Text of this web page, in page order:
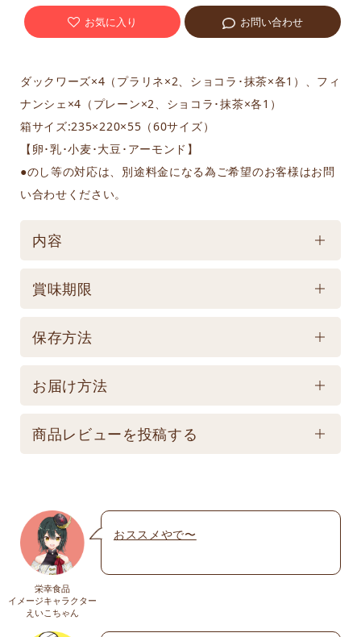
ダックワーズ×4（プラリネ×2、ショコラ･抹茶×各1）、フィ
ナンシェ×4（プレーン×2、ショコラ･抹茶×各1）
箱サイズ:235×220×55（60サイズ）
【卵･乳･小麦･大豆･アーモンド】
●のし等の対応は、別途料金になる為ご希望のお客様はお問
い合わせください。
お気に入り お問い合わせ
内容
ケース／入数
賞味期限
賞味期限
お届け商品とは異なります。】
保存方法
保存方法
保存は避けてください。
お届け方法
配送方法
発送となります。 ☆画像はイメージとなり変更にな
る為現物を優先してください。 ※人気商品の為、急
遽完売になります。ご容赦下さい。
送料
送料についての詳細はこちら
商品レビューを投稿する
名前 ※
メール※
栄幸食品
イメージキャラクター
えいこちゃん
おススメやで〜